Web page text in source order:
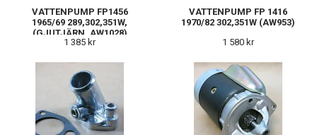
VATTENPUMP FP1456
1965/69 289,302,351W,
(GJUTJÄRN, AW1028)
1 385 kr
VATTENPUMP FP 1416
1970/82 302,351W (AW953)
1 580 kr